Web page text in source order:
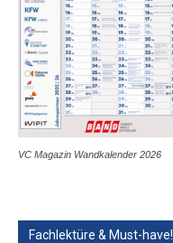
VC Magazin Wandkalender 2026
Fachlektüre & Must-have!